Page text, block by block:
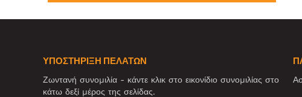
ΥΠΟΣΤΗΡΙΞΗ ΠΕΛΑΤΩΝ
Ζωντανή συνομιλία - κάντε κλικ στο εικονίδιο συνομιλίας στο
κάτω δεξί μέρος της σελίδας.